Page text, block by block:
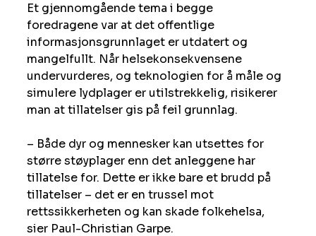
Et gjennomgående tema i begge
foredragene var at det offentlige
informasjonsgrunnlaget er utdatert og
mangelfullt. Når helsekonsekvensene
undervurderes, og teknologien for å måle og
simulere lydplager er utilstrekkelig, risikerer
man at tillatelser gis på feil grunnlag.
– Både dyr og mennesker kan utsettes for
større støyplager enn det anleggene har
tillatelse for. Dette er ikke bare et brudd på
tillatelser – det er en trussel mot
rettssikkerheten og kan skade folkehelsa,
sier Paul-Christian Garpe.